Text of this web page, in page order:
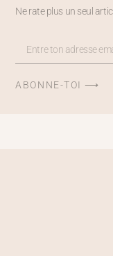
Ne rate plus un seul
ABONNE-TOI ⟶